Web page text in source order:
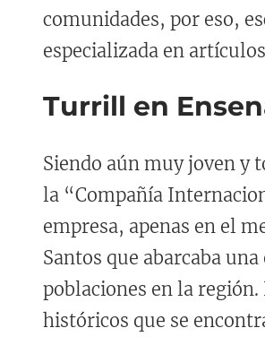
comunidades, por eso,
especializada en
Turrill en
Siendo aún muy joven y
la “Compañía
empresa, apenas en el
Santos que abarcaba
poblaciones en la
históricos que se